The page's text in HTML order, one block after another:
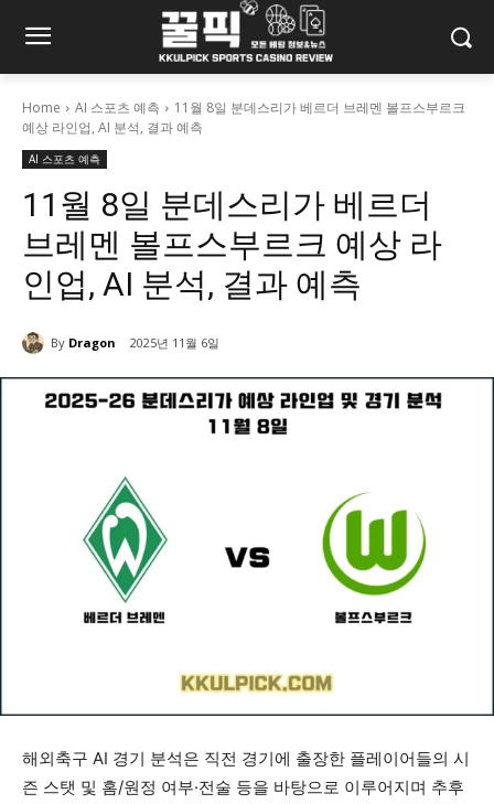
Home AI 스포츠 예측
11월 8일 분데스리가 베르더 브레멘 볼프스부르크
예상 라인업, AI 분석, 결과 예측
AI 스포츠 예측
11월 8일 분데스리가 베르더
브레멘 볼프스부르크 예상 라
인업, AI 분석, 결과 예측
By Dragon 2025년 11월 6일
해외축구 AI 경기 분석은 직전 경기에 출장한 플레이어들의 시
즌 스탯 및 홈/원정 여부·전술 등을 바탕으로 이루어지며 추후